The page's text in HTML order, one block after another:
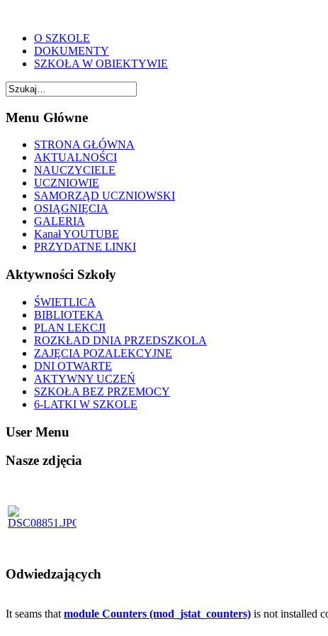
O SZKOLE
DOKUMENTY
SZKOŁA W OBIEKTYWIE
Menu Główne
STRONA GŁÓWNA
AKTUALNOŚCI
NAUCZYCIELE
UCZNIOWIE
SAMORZĄD UCZNIOWSKI
OSIĄGNIĘCIA
GALERIA
Kanał YOUTUBE
PRZYDATNE LINKI
Aktywności Szkoły
ŚWIETLICA
BIBLIOTEKA
PLAN LEKCJI
ROZKŁAD DNIA PRZEDSZKOLA
ZAJĘCIA POZALEKCYJNE
DNI OTWARTE
AKTYWNY UCZEŃ
SZKOŁA BEZ PRZEMOCY
6-LATKI W SZKOLE
User Menu
Nasze zdjęcia
Odwiedzających
It seams thatmodule Counters (mod_jstat_counters) is not installed